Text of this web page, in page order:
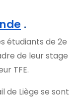
.
étudiants de 2e
de leur stage
TFE.
de Liège se sont